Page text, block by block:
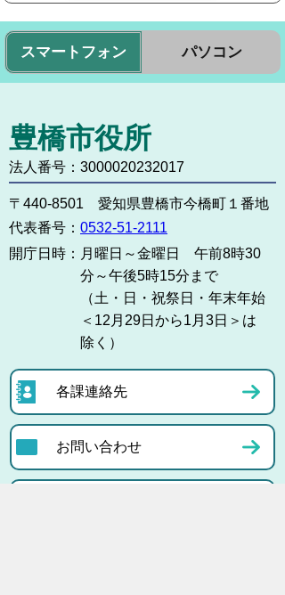
スマートフォン パソコン
豊橋市役所
法人番号：3000020232017
〒440-8501 愛知県豊橋市今橋町１番地
代表番号： 0532-51-2111
開庁日時： 月曜日～金曜日 午前8時30
分～午後5時15分まで
（土・日・祝祭日・年末年始
＜12月29日から1月3日＞は
除く）
各課連絡先
お問い合わせ